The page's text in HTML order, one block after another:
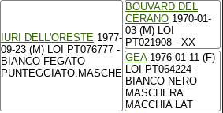
IURI DELL'ORESTE 1977-
09-23 (M) LOI PT076777 -
BIANCO FEGATO
PUNTEGGIATO.MASCHE
BOUVARD DEL
CERANO 1970-01-
03 (M) LOI
PT021908 - XX
GEA1976-01-11 (F)
LOI PT064224 -
BIANCO NERO
MASCHERA
MACCHIA LAT